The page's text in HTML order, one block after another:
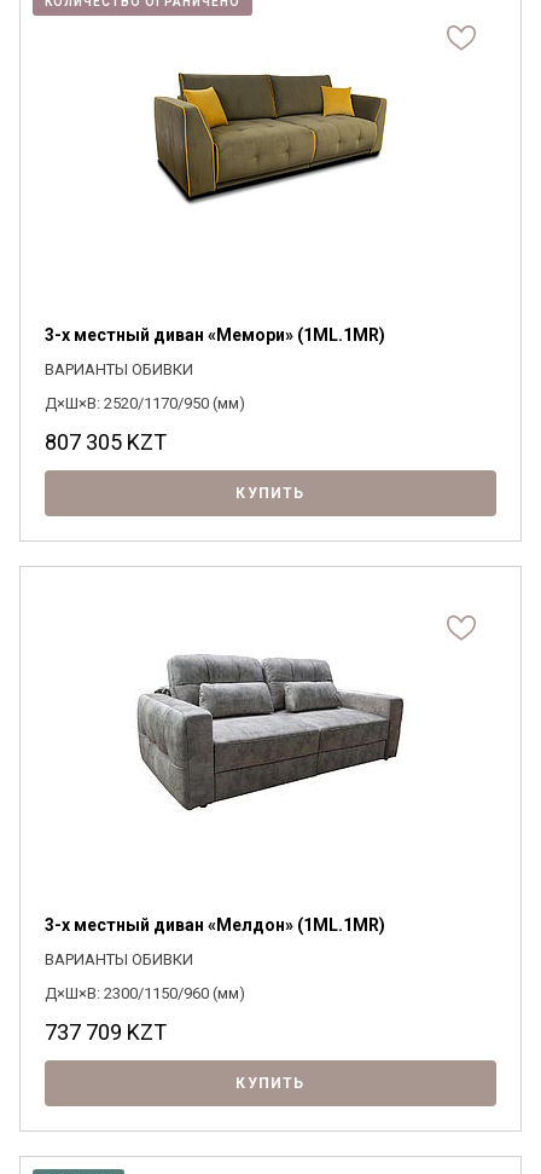
Я ознакомлен сПолитикой
3-х местный диван «Мемори» (1ML.1MR)
ВАРИАНТЫ ОБИВКИ
Д×Ш×В: 2520/1170/950 (мм)
807 305 KZT
КУПИТЬ
3-х местный диван «Мелдон» (1ML.1MR)
ВАРИАНТЫ ОБИВКИ
Д×Ш×В: 2300/1150/960 (мм)
737 709 KZT
КУПИТЬ